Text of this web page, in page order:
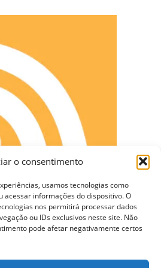
o consentimento
usamos tecnologias como
acessar informações do dispositivo. O
nos permitirá processar dados
ou IDs exclusivos neste site. Não
pode afetar negativamente certos